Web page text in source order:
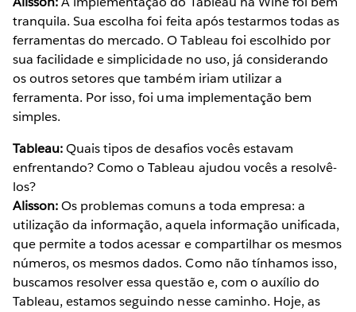
tranquila. Sua escolha foi feita após testarmos todas as
ferramentas do mercado. O Tableau foi escolhido por
sua facilidade e simplicidade no uso, já considerando
os outros setores que também iriam utilizar a
ferramenta. Por isso, foi uma implementação bem
simples.
Tableau:Quais tipos de desafios vocês estavam
enfrentando? Como o Tableau ajudou vocês a resolvê-
los?
Alisson:Os problemas comuns a toda empresa: a
utilização da informação, aquela informação unificada,
que permite a todos acessar e compartilhar os mesmos
números, os mesmos dados. Como não tínhamos isso,
buscamos resolver essa questão e, com o auxílio do
Tableau, estamos seguindo nesse caminho. Hoje, as